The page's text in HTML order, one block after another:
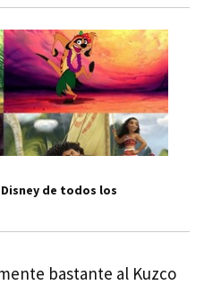
de todos los
bastante al Kuzco